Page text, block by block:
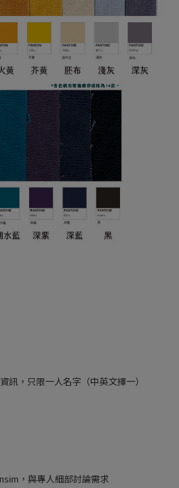
訊，只限一人名字（中英文擇一）
，與專人細部討論需求